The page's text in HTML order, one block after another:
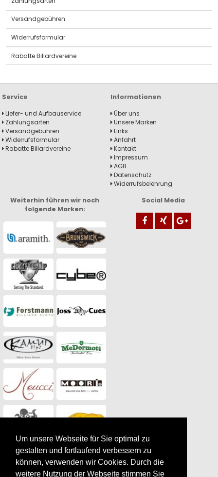
Um unsere Webseite für Sie optimal zu
gestalten und fortlaufend verbessern zu
können, verwenden wir Cookies. Durch die
weitere Nutzung der Webseite stimmen Sie
Versandgebühren
Widerrufsformular
Rabatte Billardvereine
Service
Liefer- und Aufbauservice
Zahlungsarten
Versandgebühren
Widerrufsformular
Rabatte Billardvereine
Informationen
Über uns
Unsere Marken
Links
Anfahrt
Kontakt
Impressum
AGB
Datenschutz
Widerrufsbelehrung
Weiterhin führen wir noch
folgende Marken:
Social Media